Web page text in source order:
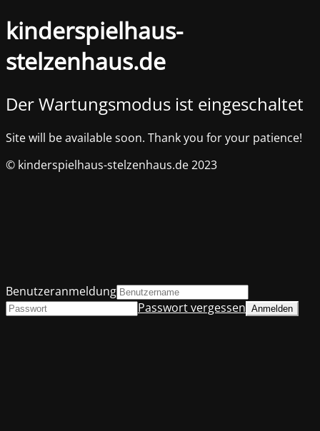
kinderspielhaus-
stelzenhaus.de
Der Wartungsmodus ist eingeschaltet
Site will be available soon. Thank you for your patience!
© kinderspielhaus-stelzenhaus.de 2023
Benutzeranmeldung
Passwort vergessen